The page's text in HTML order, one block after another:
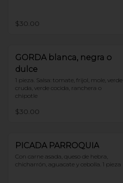
$30.00
GORDA blanca, negra o
dulce
1 pieza. Salsa: tomate, frijol, mole, verde
cruda, verde cocida, ranchera o
chipotle
$30.00
PICADA PARROQUIA
Con carne asada, queso de hebra,
chicharrón, aguacate y cebolla. 1 pieza